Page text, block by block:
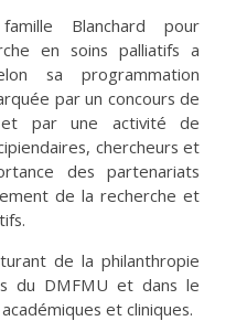
Blanchard pour
en soins palliatifs a
sa programmation
par un concours de
et par une activité de
chercheurs et
des partenariats
de la recherche et
de la philanthropie
du DMFMU et dans le
et cliniques.